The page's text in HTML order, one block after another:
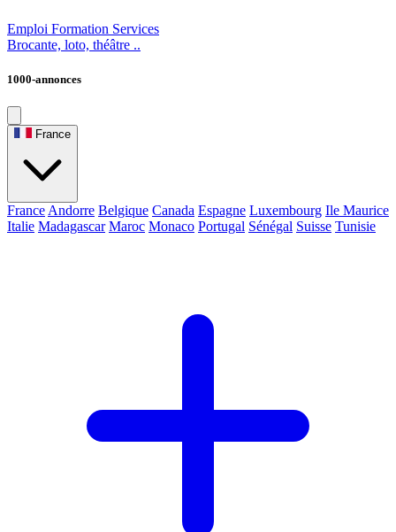
Emploi Formation Services
Brocante, loto, théâtre ..
1000-annonces
France
France Andorre Belgique Canada Espagne Luxembourg Ile Maurice
Italie Madagascar Maroc Monaco Portugal Sénégal Suisse Tunisie